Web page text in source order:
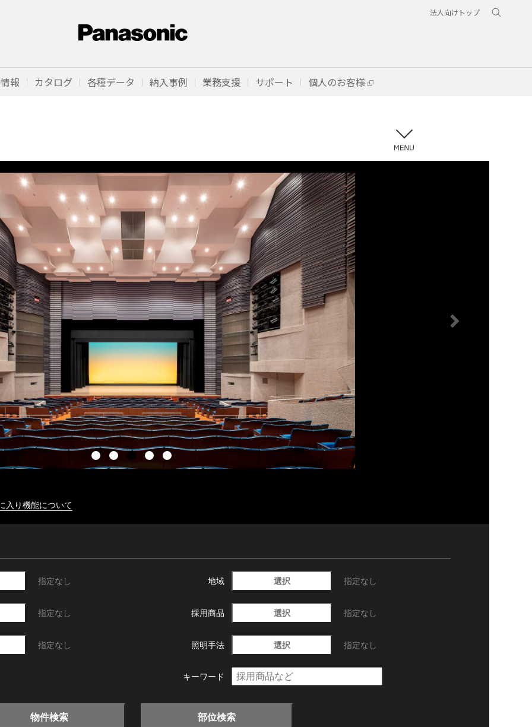
法人向けトップ
報 カタログ 各種データ 納入事例 業務支援 サポート 個人のお客様
入り機能について
指定なし 地域 選択 指定なし
指定なし 採用商品 選択 指定なし
指定なし 照明手法 選択 指定なし
キーワード
物件検索 部位検索